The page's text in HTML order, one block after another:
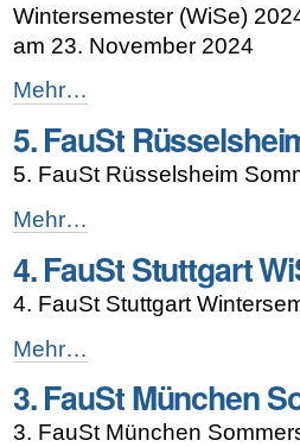
Wintersemester (WiSe)
am 23. November 2024
FauSt
WiSe
2024
-
Mehr…
5. FauSt
5. FauSt Rüsselsheim
5.
FauSt
Rüsselsheim
SoSe
20
Mehr…
4. FauSt Stuttgart
4. FauSt Stuttgart
4.
FauSt
Stuttgart
WiSe
19/20
Mehr…
3. FauSt München
3. FauSt München